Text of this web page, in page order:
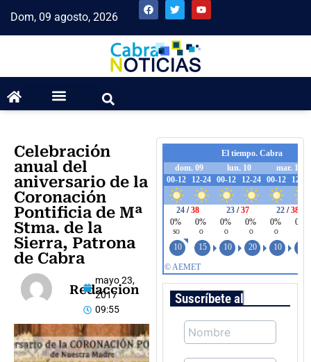
Dom, 09 agosto, 2026
Celebración
anual del
aniversario de la
Coronación
Pontificia de Mª
Stma. de la
Sierra, Patrona
de Cabra
Redaccion
mayo 23,
2017
09:55
Suscríbete al boletín